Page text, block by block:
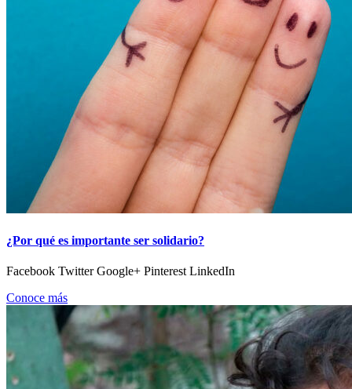
¿Por qué es importante ser solidario?
Facebook Twitter Google+ Pinterest LinkedIn
Conoce más